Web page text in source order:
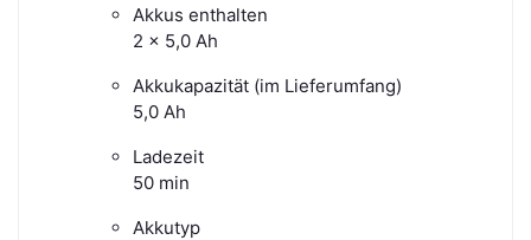
Akkus enthalten
2 x 5,0 Ah
Akkukapazität (im Lieferumfang)
5,0 Ah
Ladezeit
50 min
Akkutyp